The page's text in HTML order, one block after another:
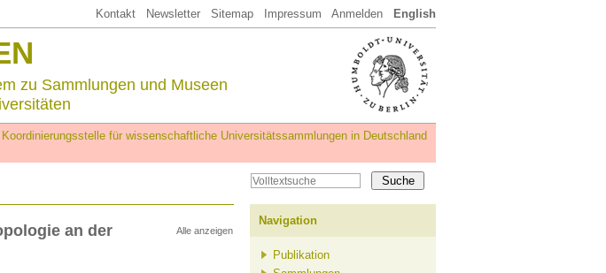
Kontakt Newsletter Sitemap Impressum Anmelden English
zu Sammlungen und Museen
Koordinierungsstelle für wissenschaftliche Universitätssammlungen in Deutschland
Alle anzeigen
an der
Navigation
Publikation